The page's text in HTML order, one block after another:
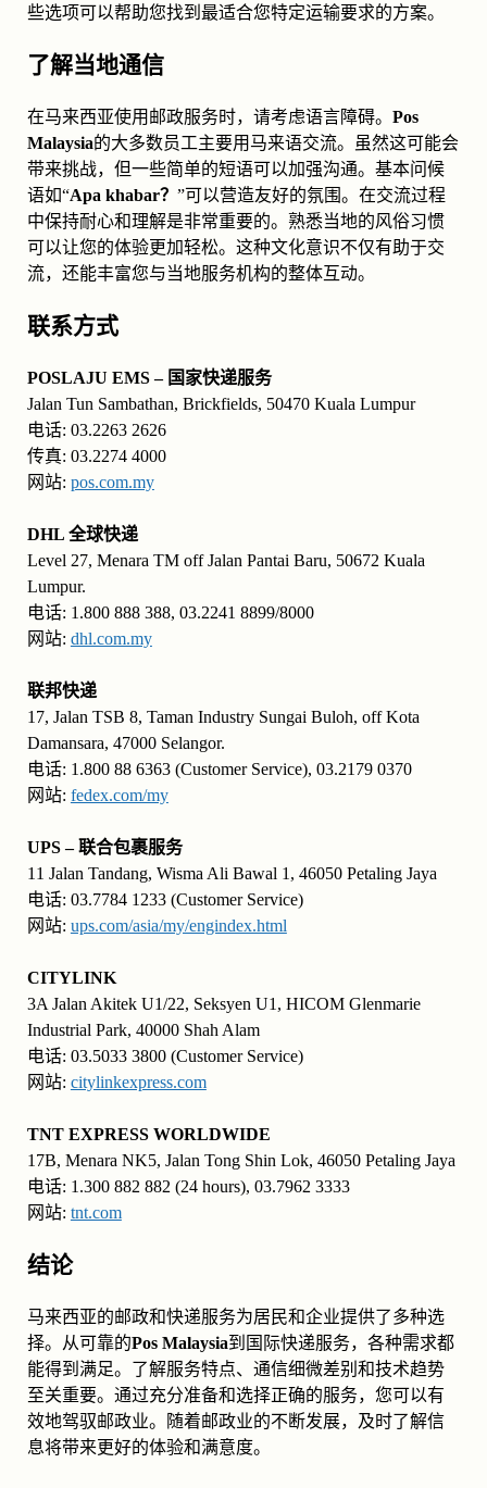
些选项可以帮助您找到最适合您特定运输要求的方案。
了解当地通信
在马来西亚使用邮政服务时，请考虑语言障碍。 Pos
Malaysia的大多数员工主要用马来语交流。虽然这可能会
带来挑战，但一些简单的短语可以加强沟通。基本问候
语如“Apa khabar？ ”可以营造友好的氛围。在交流过程
中保持耐心和理解是非常重要的。熟悉当地的风俗习惯
可以让您的体验更加轻松。这种文化意识不仅有助于交
流，还能丰富您与当地服务机构的整体互动。
联系方式
POSLAJU EMS – 国家快递服务
Jalan Tun Sambathan, Brickfields, 50470 Kuala Lumpur
电话: 03.2263 2626
传真: 03.2274 4000
网站: pos.com.my
DHL 全球快递
Level 27, Menara TM off Jalan Pantai Baru, 50672 Kuala
Lumpur.
电话: 1.800 888 388, 03.2241 8899/8000
网站: dhl.com.my
联邦快递
17, Jalan TSB 8, Taman Industry Sungai Buloh, off Kota
Damansara, 47000 Selangor.
电话: 1.800 88 6363 (Customer Service), 03.2179 0370
网站: fedex.com/my
UPS – 联合包裹服务
11 Jalan Tandang, Wisma Ali Bawal 1, 46050 Petaling Jaya
电话: 03.7784 1233 (Customer Service)
网站: ups.com/asia/my/engindex.html
CITYLINK
3A Jalan Akitek U1/22, Seksyen U1, HICOM Glenmarie
Industrial Park, 40000 Shah Alam
电话: 03.5033 3800 (Customer Service)
网站: citylinkexpress.com
TNT EXPRESS WORLDWIDE
17B, Menara NK5, Jalan Tong Shin Lok, 46050 Petaling Jaya
电话: 1.300 882 882 (24 hours), 03.7962 3333
网站: tnt.com
结论
马来西亚的邮政和快递服务为居民和企业提供了多种选
择。从可靠的Pos Malaysia到国际快递服务，各种需求都
能得到满足。了解服务特点、通信细微差别和技术趋势
至关重要。通过充分准备和选择正确的服务，您可以有
效地驾驭邮政业。随着邮政业的不断发展，及时了解信
息将带来更好的体验和满意度。